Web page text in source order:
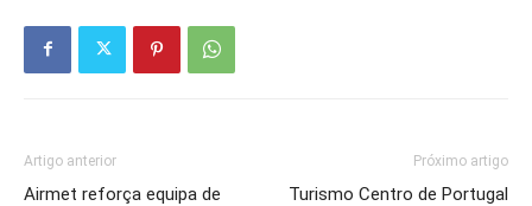
Artigo anterior
Airmet reforça equipa de
Próximo artigo
Turismo Centro de Portugal